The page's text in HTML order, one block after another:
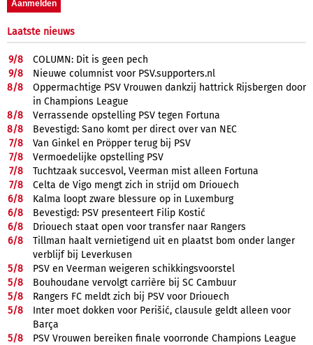
Laatste nieuws
9/8
COLUMN: Dit is geen pech
9/8
Nieuwe columnist voor PSV.supporters.nl
8/8
Oppermachtige PSV Vrouwen dankzij hattrick Rijsbergen door
in Champions League
8/8
Verrassende opstelling PSV tegen Fortuna
8/8
Bevestigd: Sano komt per direct over van NEC
7/8
Van Ginkel en Pröpper terug bij PSV
7/8
Vermoedelijke opstelling PSV
7/8
Tuchtzaak succesvol, Veerman mist alleen Fortuna
7/8
Celta de Vigo mengt zich in strijd om Driouech
6/8
Kalma loopt zware blessure op in Luxemburg
6/8
Bevestigd: PSV presenteert Filip Kostić
6/8
Driouech staat open voor transfer naar Rangers
6/8
Tillman haalt vernietigend uit en plaatst bom onder langer
verblijf bij Leverkusen
5/8
PSV en Veerman weigeren schikkingsvoorstel
5/8
Bouhoudane vervolgt carrière bij SC Cambuur
5/8
Rangers FC meldt zich bij PSV voor Driouech
5/8
Inter moet dokken voor Perišić, clausule geldt alleen voor
Barça
5/8
PSV Vrouwen bereiken finale voorronde Champions League